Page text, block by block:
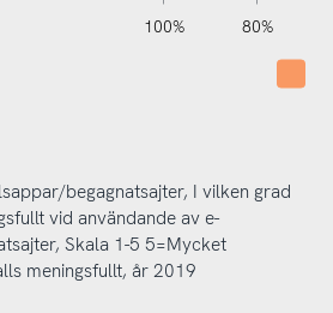
-40%
-20%100% 80%
120%
140%
begagnatsajter, I vilken grad
vid användande av e-
Skala 1-5 5=Mycket
meningsfullt, år 2019